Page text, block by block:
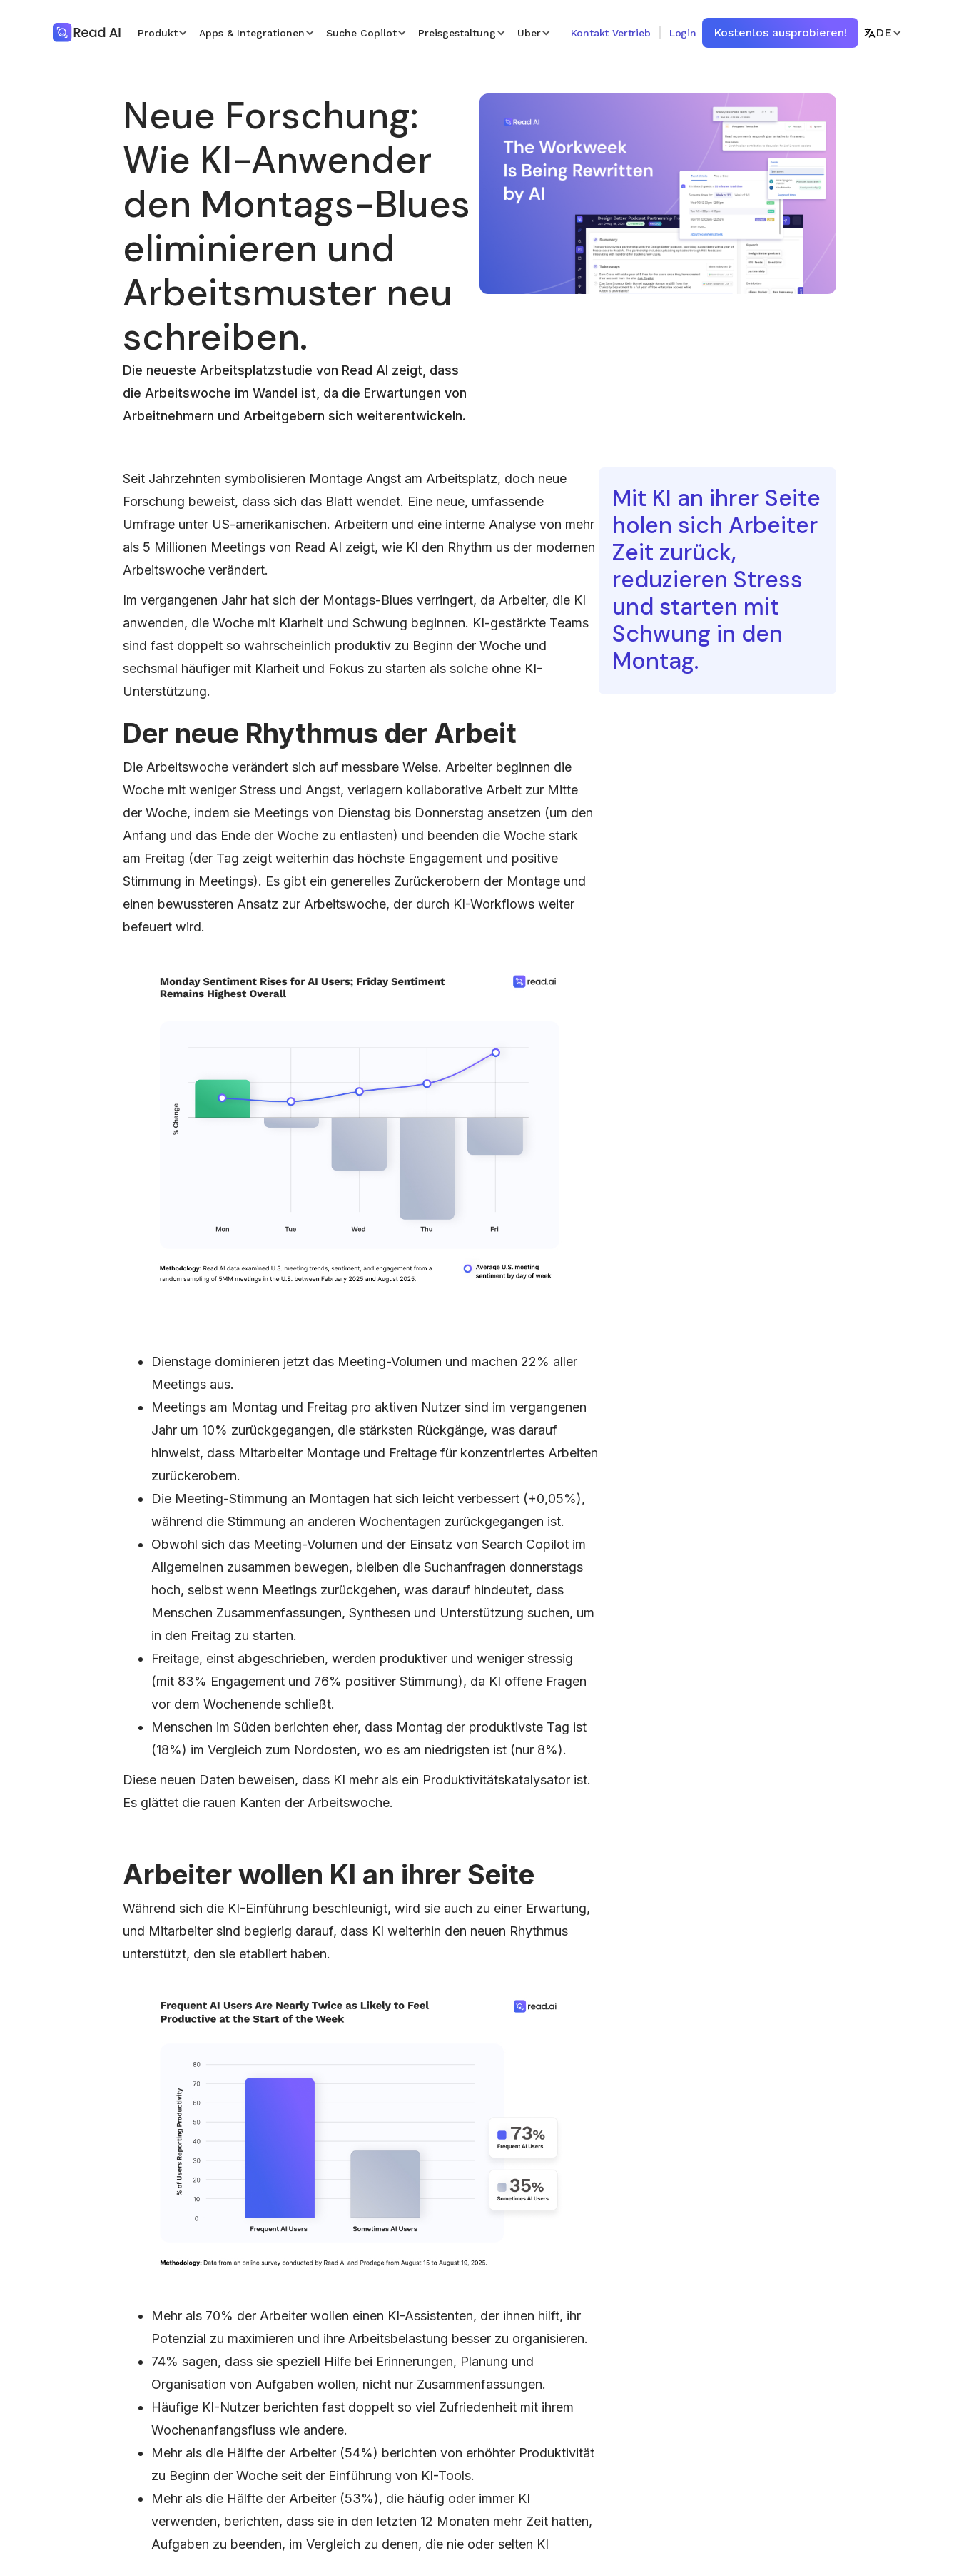
Produkt Apps & Integrationen Suche Copilot Preisgestaltung Über Kontakt Vertrieb Login Kostenlos ausprobieren! DE
Neue Forschung:
Wie KI-Anwender
den Montags-Blues
eliminieren und
Arbeitsmuster neu
schreiben.
Die neueste Arbeitsplatzstudie von Read AI zeigt, dass
die Arbeitswoche im Wandel ist, da die Erwartungen von
Arbeitnehmern und Arbeitgebern sich weiterentwickeln.
Seit Jahrzehnten symbolisieren Montage Angst am Arbeitsplatz, doch neue
Forschung beweist, dass sich das Blatt wendet. Eine neue, umfassende
Umfrage unter US-amerikanischen. Arbeitern und eine interne Analyse von mehr
als 5 Millionen Meetings von Read AI zeigt, wie KI den Rhythm us der modernen
Arbeitswoche verändert.
Im vergangenen Jahr hat sich der Montags-Blues verringert, da Arbeiter, die KI
anwenden, die Woche mit Klarheit und Schwung beginnen. KI-gestärkte Teams
sind fast doppelt so wahrscheinlich produktiv zu Beginn der Woche und
sechsmal häufiger mit Klarheit und Fokus zu starten als solche ohne KI-
Unterstützung.
Der neue Rhythmus der Arbeit
Die Arbeitswoche verändert sich auf messbare Weise. Arbeiter beginnen die
Woche mit weniger Stress und Angst, verlagern kollaborative Arbeit zur Mitte
der Woche, indem sie Meetings von Dienstag bis Donnerstag ansetzen (um den
Anfang und das Ende der Woche zu entlasten) und beenden die Woche stark
am Freitag (der Tag zeigt weiterhin das höchste Engagement und positive
Stimmung in Meetings). Es gibt ein generelles Zurückerobern der Montage und
einen bewussteren Ansatz zur Arbeitswoche, der durch KI-Workflows weiter
befeuert wird.
Dienstage dominieren jetzt das Meeting-Volumen und machen 22% aller
Meetings aus.
Meetings am Montag und Freitag pro aktiven Nutzer sind im vergangenen
Jahr um 10% zurückgegangen, die stärksten Rückgänge, was darauf
hinweist, dass Mitarbeiter Montage und Freitage für konzentriertes Arbeiten
zurückerobern.
Die Meeting-Stimmung an Montagen hat sich leicht verbessert (+0,05%),
während die Stimmung an anderen Wochentagen zurückgegangen ist.
Obwohl sich das Meeting-Volumen und der Einsatz von Search Copilot im
Allgemeinen zusammen bewegen, bleiben die Suchanfragen donnerstags
hoch, selbst wenn Meetings zurückgehen, was darauf hindeutet, dass
Menschen Zusammenfassungen, Synthesen und Unterstützung suchen, um
in den Freitag zu starten.
Freitage, einst abgeschrieben, werden produktiver und weniger stressig
(mit 83% Engagement und 76% positiver Stimmung), da KI offene Fragen
vor dem Wochenende schließt.
Menschen im Süden berichten eher, dass Montag der produktivste Tag ist
(18%) im Vergleich zum Nordosten, wo es am niedrigsten ist (nur 8%).
Diese neuen Daten beweisen, dass KI mehr als ein Produktivitätskatalysator ist.
Es glättet die rauen Kanten der Arbeitswoche.
Arbeiter wollen KI an ihrer Seite
Während sich die KI-Einführung beschleunigt, wird sie auch zu einer Erwartung,
und Mitarbeiter sind begierig darauf, dass KI weiterhin den neuen Rhythmus
unterstützt, den sie etabliert haben.
Mehr als 70% der Arbeiter wollen einen KI-Assistenten, der ihnen hilft, ihr
Potenzial zu maximieren und ihre Arbeitsbelastung besser zu organisieren.
74% sagen, dass sie speziell Hilfe bei Erinnerungen, Planung und
Organisation von Aufgaben wollen, nicht nur Zusammenfassungen.
Häufige KI-Nutzer berichten fast doppelt so viel Zufriedenheit mit ihrem
Wochenanfangsfluss wie andere.
Mehr als die Hälfte der Arbeiter (54%) berichten von erhöhter Produktivität
zu Beginn der Woche seit der Einführung von KI-Tools.
Mehr als die Hälfte der Arbeiter (53%), die häufig oder immer KI
verwenden, berichten, dass sie in den letzten 12 Monaten mehr Zeit hatten,
Aufgaben zu beenden, im Vergleich zu denen, die nie oder selten KI
Mit KI an ihrer Seite
holen sich Arbeiter
Zeit zurück,
reduzieren Stress
und starten mit
Schwung in den
Montag.